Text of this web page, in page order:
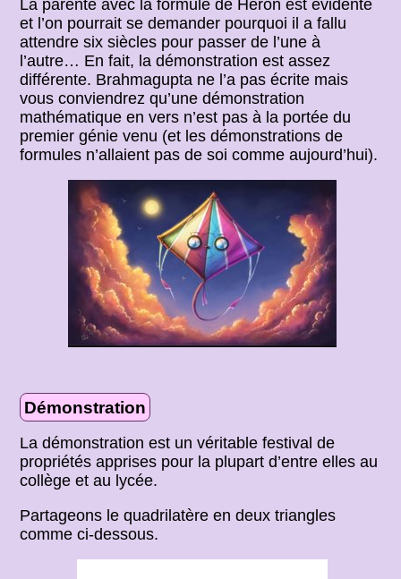
La parenté avec la formule de Héron est évidente
et l’on pourrait se demander pourquoi il a fallu
attendre six siècles pour passer de l’une à
l’autre… En fait, la démonstration est assez
différente. Brahmagupta ne l’a pas écrite mais
vous conviendrez qu’une démonstration
mathématique en vers n’est pas à la portée du
premier génie venu (et les démonstrations de
formules n’allaient pas de soi comme aujourd’hui).
Démonstration
La démonstration est un véritable festival de
propriétés apprises pour la plupart d’entre elles au
collège et au lycée.
Partageons le quadrilatère en deux triangles
comme ci-dessous.